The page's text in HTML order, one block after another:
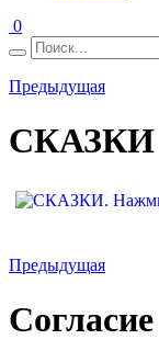
0
Предыдущая
СКАЗКИ
Предыдущая
Согласие